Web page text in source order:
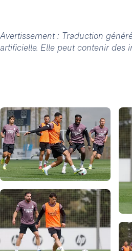
Avertissement : Traduction
artificielle. Elle peut contenir des